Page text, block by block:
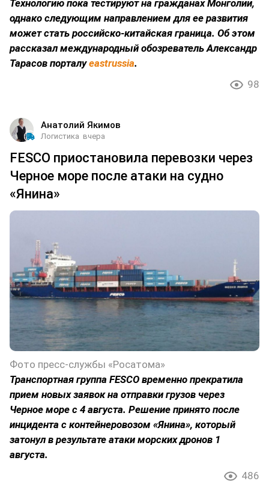
Технологию пока тестируют на гражданах Монголии,
однако следующим направлением для ее развития
может стать российско-китайская граница. Об этом
рассказал международный обозреватель Александр
Тарасов порталуeastrussia.
98
Анатолий Якимов
Логистика вчера
FESCO приостановила перевозки через
Черное море после атаки на судно
«Янина»
Фото пресс-службы «Росатома»
Транспортная группа FESCO временно прекратила
прием новых заявок на отправки грузов через
Черное море с 4 августа. Решение принято после
инцидента с контейнеровозом «Янина», который
затонул в результате атаки морских дронов 1
августа.
486